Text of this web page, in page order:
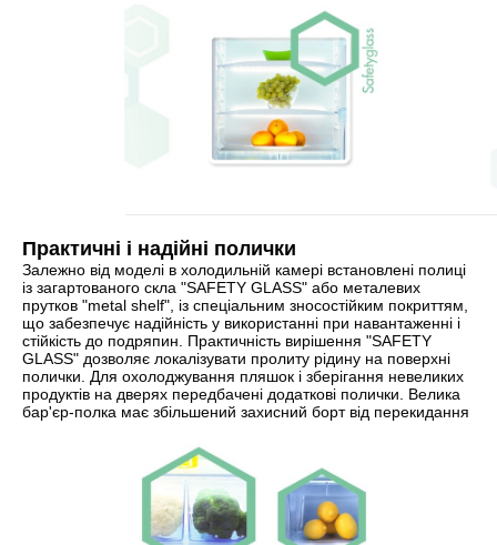
Практичні і надійні полички
Залежно від моделі в холодильній камері встановлені полиці
із загартованого скла "SAFETY GLASS" або металевих
прутков "metal shelf", із спеціальним зносостійким покриттям,
що забезпечує надійність у використанні при навантаженні і
стійкість до подряпин. Практичність вирішення "SAFETY
GLASS" дозволяє локалізувати пролиту рідину на поверхні
полички. Для охолоджування пляшок і зберігання невеликих
продуктів на дверях передбачені додаткові полички. Велика
бар'єр-полка має збільшений захисний борт від перекидання